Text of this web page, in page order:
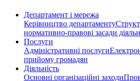
Департамент і мережа
Керівництво департаменту
нормативно-правові засади
Послуги
Адміністративні послуги
прийому громадян
Діяльність
Основні організаційні заходи